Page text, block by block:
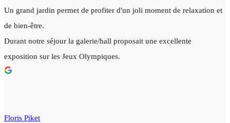
Un grand jardin permet de profiter d'un joli moment de relaxation et
de bien-être.
Durant notre séjour la galerie/hall proposait une excellente
exposition sur les Jeux Olympiques.
Floris Piket